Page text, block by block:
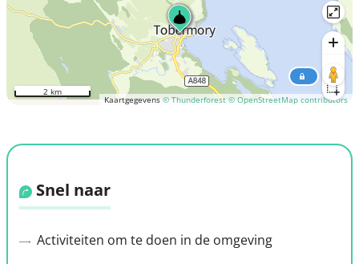
Kaartgegevens © Thunderforest © OpenStreetMap contributors
2 km
Snel naar
Activiteiten om te doen in de omgeving